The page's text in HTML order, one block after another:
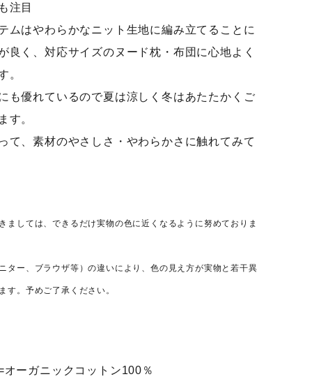
注目
ムはやわらかなニット生地に編み立てることに
良く、対応サイズのヌード枕・布団に心地よく
。
も優れているので夏は涼しく冬はあたたかくご
す。
て、素材のやさしさ・やわらかさに触れてみて
ましては、できるだけ実物の色に近くなるように努めておりま
ター、ブラウザ等）の違いにより、色の見え方が実物と若干異
す。予めご了承ください。
オーガニックコットン100％